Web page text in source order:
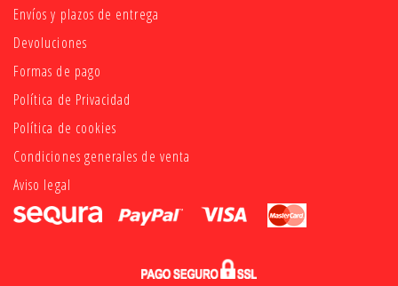
Envíos y plazos de entrega
Devoluciones
Formas de pago
Política de Privacidad
Política de cookies
Condiciones generales de venta
Aviso legal